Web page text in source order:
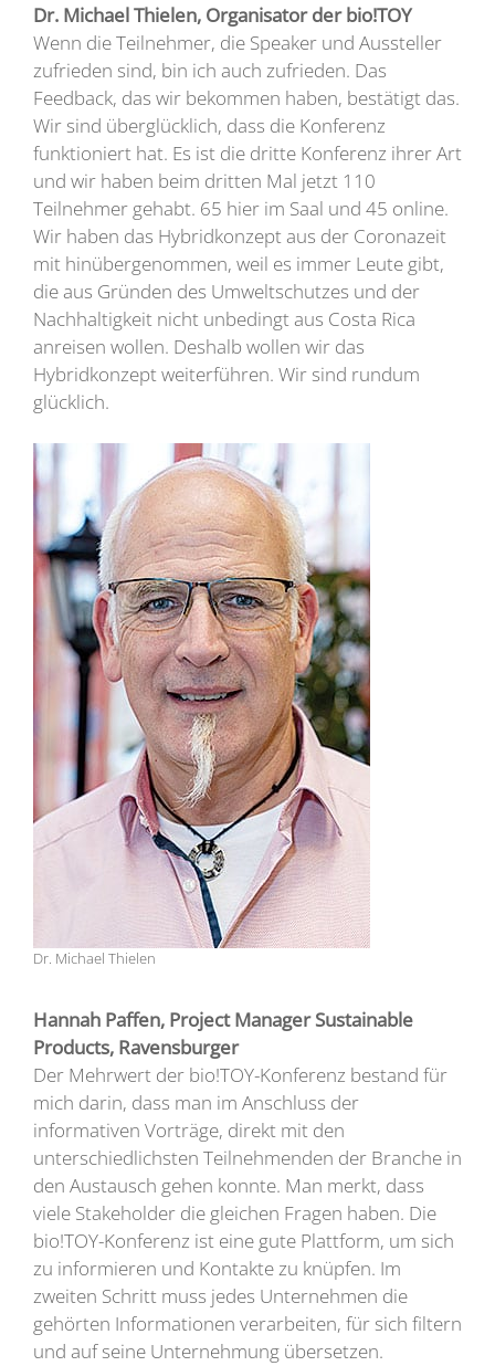
Dr. Michael Thielen, Organisator der bio!TOY
Wenn die Teilnehmer, die Speaker und Aussteller
zufrieden sind, bin ich auch zufrieden. Das
Feedback, das wir bekommen haben, bestätigt das.
Wir sind überglücklich, dass die Konferenz
funktioniert hat. Es ist die dritte Konferenz ihrer Art
und wir haben beim dritten Mal jetzt 110
Teilnehmer gehabt. 65 hier im Saal und 45 online.
Wir haben das Hybridkonzept aus der Coronazeit
mit hinübergenommen, weil es immer Leute gibt,
die aus Gründen des Umweltschutzes und der
Nachhaltigkeit nicht unbedingt aus Costa Rica
anreisen wollen. Deshalb wollen wir das
Hybridkonzept weiterführen. Wir sind rundum
glücklich.
Dr. Michael Thielen
Hannah Paffen, Project Manager Sustainable
Products, Ravensburger
Der Mehrwert der bio!TOY-Konferenz bestand für
mich darin, dass man im Anschluss der
informativen Vorträge, direkt mit den
unterschiedlichsten Teilnehmenden der Branche in
den Austausch gehen konnte. Man merkt, dass
viele Stakeholder die gleichen Fragen haben. Die
bio!TOY-Konferenz ist eine gute Plattform, um sich
zu informieren und Kontakte zu knüpfen. Im
zweiten Schritt muss jedes Unternehmen die
gehörten Informationen verarbeiten, für sich filtern
und auf seine Unternehmung übersetzen.